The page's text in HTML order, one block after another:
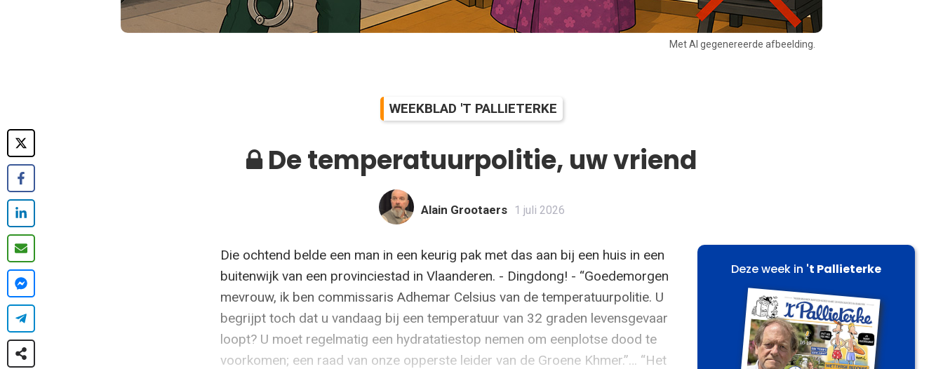
Met AI gegenereerde afbeelding.
WEEKBLAD 'T PALLIETERKE
De temperatuurpolitie, uw vriend
Alain Grootaers 1 juli 2026
Die ochtend belde een man in een keurig pak met das aan bij een huis in een
buitenwijk van een provinciestad in Vlaanderen. - Dingdong! - “Goedemorgen
mevrouw, ik ben commissaris Adhemar Celsius van de temperatuurpolitie. U
begrijpt toch dat u vandaag bij een temperatuur van 32 graden levensgevaar
loopt? U moet regelmatig een hydratatiestop nemen om eenplotse dood te
voorkomen; een raad van onze opperste leider van de Groene Khmer.”… “Het
Deze week in 't Pallieterke